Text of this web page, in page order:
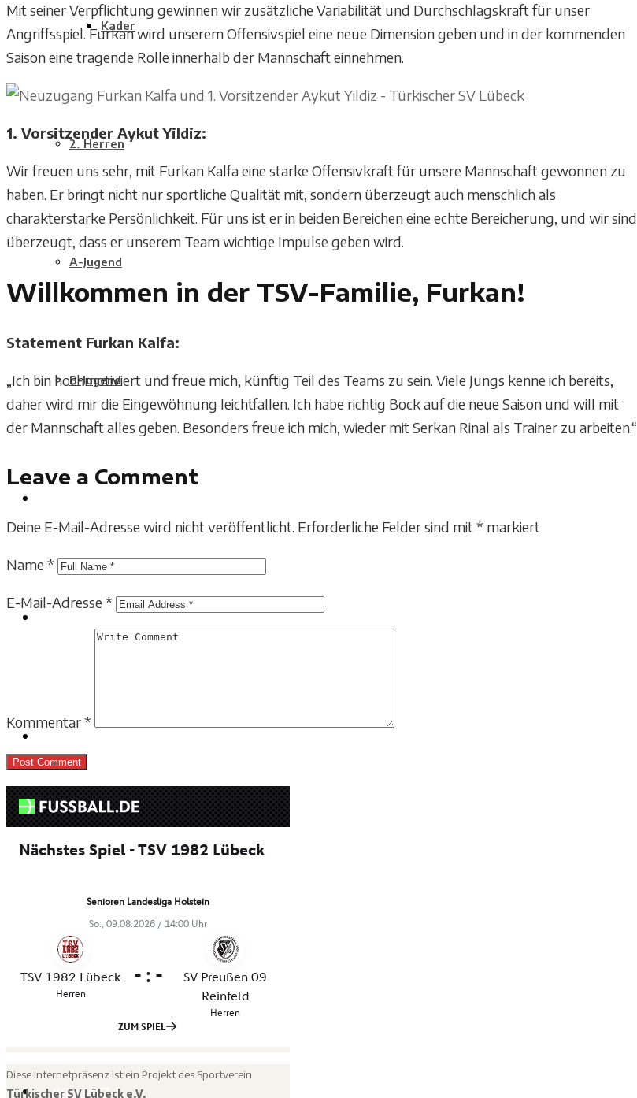
Kader
2. Herren
A-Jugend
B-Jugend
SPONSOREN
Bildergalerie
Videogalerie
KONTAKT
Mit seiner Verpflichtung gewinnen wir zusätzliche Variabilität und Durchschlagskraft für unser
Angriffsspiel. Furkan wird unserem Offensivspiel eine neue Dimension geben und in der kommenden
Saison eine tragende Rolle innerhalb der Mannschaft einnehmen.
1. Vorsitzender Aykut Yildiz:
Wir freuen uns sehr, mit Furkan Kalfa eine starke Offensivkraft für unsere Mannschaft gewonnen zu
haben. Er bringt nicht nur sportliche Qualität mit, sondern überzeugt auch menschlich als
charakterstarke Persönlichkeit. Für uns ist er in beiden Bereichen eine echte Bereicherung, und wir sind
überzeugt, dass er unserem Team wichtige Impulse geben wird.
Willkommen in der TSV-Familie, Furkan!
Statement Furkan Kalfa:
„Ich bin hochmotiviert und freue mich, künftig Teil des Teams zu sein. Viele Jungs kenne ich bereits,
daher wird mir die Eingewöhnung leichtfallen. Ich habe richtig Bock auf die neue Saison und will mit
der Mannschaft alles geben. Besonders freue ich mich, wieder mit Serkan Rinal als Trainer zu arbeiten.“
Leave a Comment
Deine E-Mail-Adresse wird nicht veröffentlicht. Erforderliche Felder sind mit * markiert
Name*
E-Mail-Adresse*
Kommentar*
Diese Internetpräsenz ist ein Projekt des Sportverein
Türkischer SV Lübeck e.V.